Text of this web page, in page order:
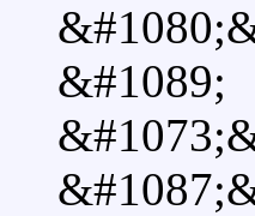
&#1089;